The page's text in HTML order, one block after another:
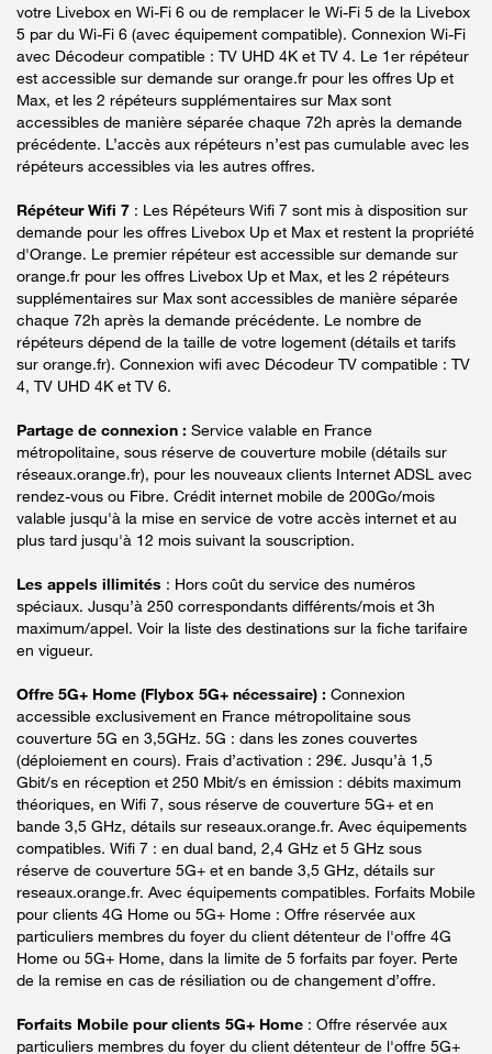
votre Livebox en Wi-Fi 6 ou de remplacer le Wi-Fi 5 de la Livebox
5 par du Wi-Fi 6 (avec équipement compatible). Connexion Wi-Fi
avec Décodeur compatible : TV UHD 4K et TV 4. Le 1er répéteur
est accessible sur demande sur orange.fr pour les offres Up et
Max, et les 2 répéteurs supplémentaires sur Max sont
accessibles de manière séparée chaque 72h après la demande
précédente. L’accès aux répéteurs n’est pas cumulable avec les
répéteurs accessibles via les autres offres.
Répéteur Wifi 7 : Les Répéteurs Wifi 7 sont mis à disposition sur
demande pour les offres Livebox Up et Max et restent la propriété
d'Orange. Le premier répéteur est accessible sur demande sur
orange.fr pour les offres Livebox Up et Max, et les 2 répéteurs
supplémentaires sur Max sont accessibles de manière séparée
chaque 72h après la demande précédente. Le nombre de
répéteurs dépend de la taille de votre logement (détails et tarifs
sur orange.fr). Connexion wifi avec Décodeur TV compatible : TV
4, TV UHD 4K et TV 6.
Partage de connexion : Service valable en France
métropolitaine, sous réserve de couverture mobile (détails sur
réseaux.orange.fr), pour les nouveaux clients Internet ADSL avec
rendez-vous ou Fibre. Crédit internet mobile de 200Go/mois
valable jusqu'à la mise en service de votre accès internet et au
plus tard jusqu'à 12 mois suivant la souscription.
Les appels illimités : Hors coût du service des numéros
spéciaux. Jusqu’à 250 correspondants différents/mois et 3h
maximum/appel. Voir la liste des destinations sur la fiche tarifaire
en vigueur.
Offre 5G+ Home (Flybox 5G+ nécessaire) : Connexion
accessible exclusivement en France métropolitaine sous
couverture 5G en 3,5GHz. 5G : dans les zones couvertes
(déploiement en cours). Frais d’activation : 29€. Jusqu’à 1,5
Gbit/s en réception et 250 Mbit/s en émission : débits maximum
théoriques, en Wifi 7, sous réserve de couverture 5G+ et en
bande 3,5 GHz, détails sur reseaux.orange.fr. Avec équipements
compatibles. Wifi 7 : en dual band, 2,4 GHz et 5 GHz sous
réserve de couverture 5G+ et en bande 3,5 GHz, détails sur
reseaux.orange.fr. Avec équipements compatibles. Forfaits Mobile
pour clients 4G Home ou 5G+ Home : Offre réservée aux
particuliers membres du foyer du client détenteur de l'offre 4G
Home ou 5G+ Home, dans la limite de 5 forfaits par foyer. Perte
de la remise en cas de résiliation ou de changement d’offre.
Forfaits Mobile pour clients 5G+ Home : Offre réservée aux
particuliers membres du foyer du client détenteur de l'offre 5G+